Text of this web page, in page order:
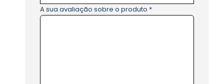
A sua avaliação sobre o produto *